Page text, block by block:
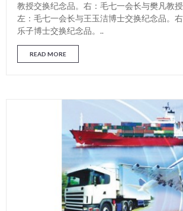
教授交换纪念品。右：毛七一会长与樊凡教授
左：毛七一会长与王玉洁博士交换纪念品。
乐子博士交换纪念品。..
READ MORE